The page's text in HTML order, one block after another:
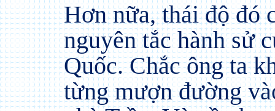
Hơn nữa, thái độ đó
nguyên tắc hành sử
Quốc. Chắc ông ta
từng mượn đường